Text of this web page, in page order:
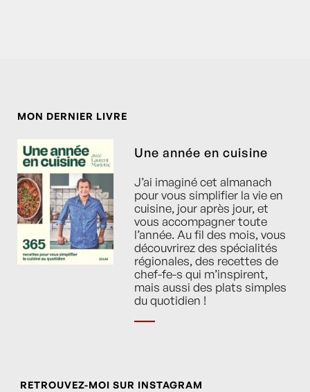
MON DERNIER LIVRE
Une année en cuisine
J’ai imaginé cet almanach
pour vous simplifier la vie en
cuisine, jour après jour, et
vous accompagner toute
l’année. Au fil des mois, vous
découvrirez des spécialités
régionales, des recettes de
chef-fe-s qui m’inspirent,
mais aussi des plats simples
du quotidien !
RETROUVEZ-MOI SUR INSTAGRAM